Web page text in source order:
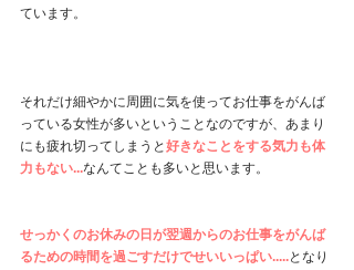
ています。
それだけ細やかに周囲に気を使ってお仕事をがんば
っている女性が多いということなのですが、あまり
にも疲れ切ってしまうと 好きなことをする気力も体
力もない...なんてことも多いと思います。
せっかくのお休みの日が翌週からのお仕事をがんば
るための時間を過ごすだけでせいいっぱい.....となり